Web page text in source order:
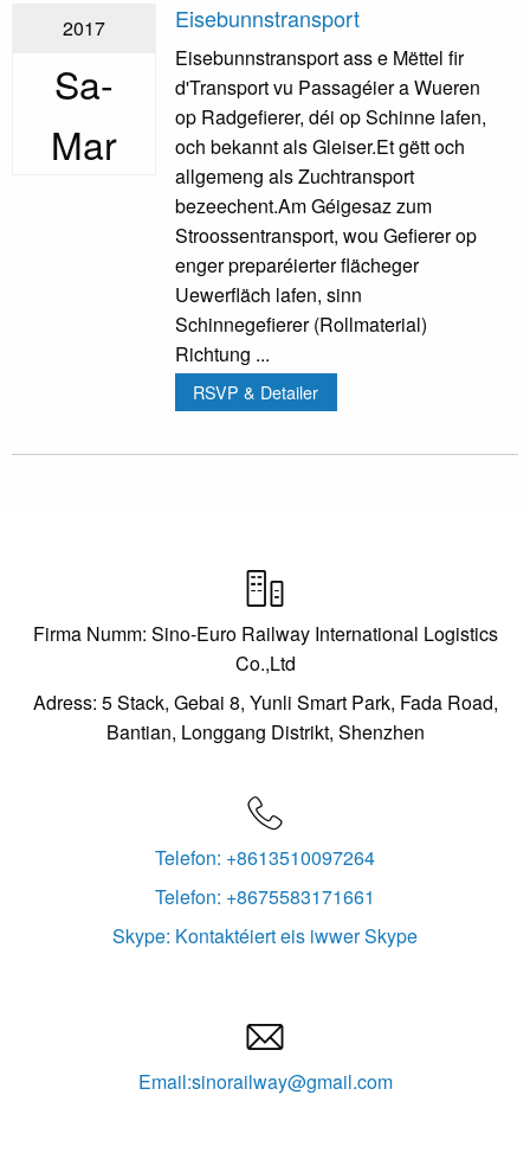
2017
Sa-
Mar
Eisebunnstransport
Eisebunnstransport ass e Mëttel fir
d'Transport vu Passagéier a Wueren
op Radgefierer, déi op Schinne lafen,
och bekannt als Gleiser.Et gëtt och
allgemeng als Zuchtransport
bezeechent.Am Géigesaz zum
Stroossentransport, wou Gefierer op
enger preparéierter flächeger
Uewerfläch lafen, sinn
Schinnegefierer (Rollmaterial)
Richtung ...
RSVP & Detailer

Firma Numm: Sino-Euro Railway International Logistics
Co.,Ltd
Adress: 5 Stack, Gebai 8, Yunli Smart Park, Fada Road,
Bantian, Longgang Distrikt, Shenzhen

Telefon: +8613510097264
Telefon: +8675583171661
Skype: Kontaktéiert eis iwwer Skype

Email:sinorailway@gmail.com